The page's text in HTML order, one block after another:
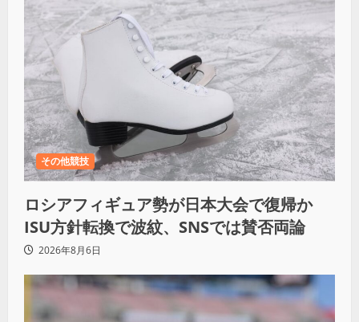
その他競技
ロシアフィギュア勢が日本大会で復帰か
ISU方針転換で波紋、SNSでは賛否両論
2026年8月6日